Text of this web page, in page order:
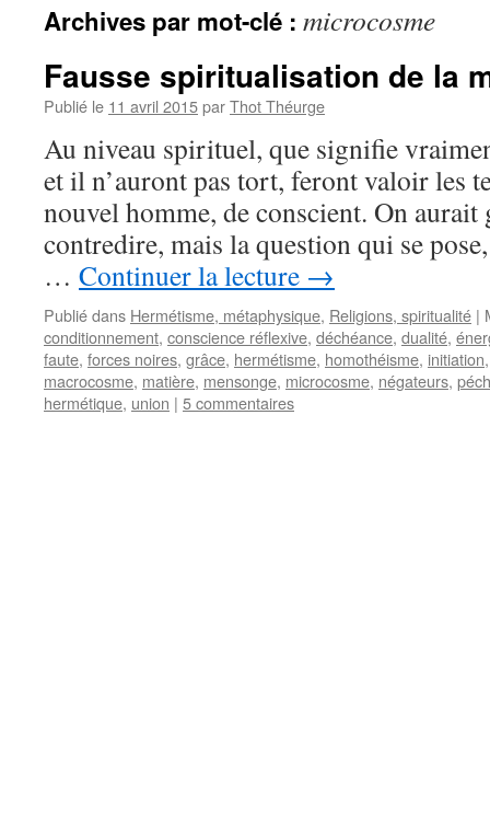
Archives par mot-clé : microcosme
Fausse spiritualisation de la
Publié le 11 avril 2015parThot Théurge
Au niveau spirituel, que signifie
et il n’auront pas tort, feront valoir les
nouvel homme, de conscient. On aurait
contredire, mais la question qui se
… Continuer la lecture →
Publié dans Hermétisme, métaphysique, Religions, spiritualité |
conditionnement, conscience réflexive, déchéance, dualité,
faute, forces noires, grâce, hermétisme, homothéisme, initiation
macrocosme, matière, mensonge, microcosme, négateurs,
hermétique, union | 5 commentaires